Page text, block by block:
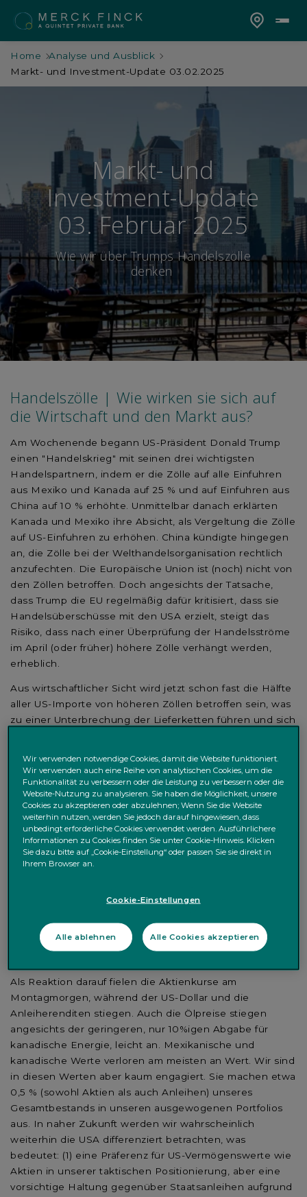
Home
Analyse und Ausblick
Markt- und Investment-Update 03.02.2025
Markt- und
Investment-Update
03. Februar 2025
Wie wir über Trumps Handelszölle
denken
Handelszölle | Wie wirken sie sich auf
die Wirtschaft und den Markt aus?
Am Wochenende begann US-Präsident Donald Trump
einen "Handelskrieg" mit seinen drei wichtigsten
Handelspartnern, indem er die Zölle auf alle Einfuhren
aus Mexiko und Kanada auf 25 % und auf Einfuhren aus
China auf 10 % erhöhte. Unmittelbar danach erklärten
Kanada und Mexiko ihre Absicht, als Vergeltung die Zölle
auf US-Einfuhren zu erhöhen. China kündigte hingegen
an, die Zölle bei der Welthandelsorganisation rechtlich
anzufechten. Die Europäische Union ist (noch) nicht von
den Zöllen betroffen. Doch angesichts der Tatsache,
dass Trump die EU regelmäßig dafür kritisiert, dass sie
Handelsüberschüsse mit den USA erzielt, steigt das
Risiko, dass nach einer Überprüfung der Handelsströme
im April (oder früher) höhere Zölle verhängt werden,
erheblich.
Aus wirtschaftlicher Sicht wird jetzt schon fast die Hälfte
aller US-Importe von höheren Zöllen betroffen sein, was
zu einer Unterbrechung der Lieferketten führen und sich
Sektoren wie die Automobilindustrie, die eng in die
nordamerikanischen Lieferketten eingebunden sind,
werden wahrscheinlich mit höheren Kosten und
möglicherweise auch Störungen der Lieferketten
konfrontiert werden. Wir glauben, dass höhere Zölle das
US-Wachstum beeinträchtigen und den US-Dollar
stärken könnten, während gleichzeitig das Risiko einer
Impulsen profitieren. Angesichts der Unsicherheiten im
Zusammenhang mit der Umsetzung dieser Zölle nehmen
Als Reaktion darauf fielen die Aktienkurse am
Montagmorgen, während der US-Dollar und die
Anleiherenditen stiegen. Auch die Ölpreise stiegen
angesichts der geringeren, nur 10%igen Abgabe für
kanadische Energie, leicht an. Mexikanische und
kanadische Werte verloren am meisten an Wert. Wir sind
in diesen Werten aber kaum engagiert. Sie machen etwa
0,5 % (sowohl Aktien als auch Anleihen) unseres
Gesamtbestands in unseren ausgewogenen Portfolios
aus. In naher Zukunft werden wir wahrscheinlich
weiterhin die USA differenziert betrachten, was
bedeutet: (1) eine Präferenz für US-Vermögenswerte wie
Aktien in unserer taktischen Positionierung, aber eine
vorsichtige Haltung gegenüber Staatsanleihen aufgrund
Wir verwenden notwendige Cookies, damit die Website funktioniert.
Wir verwenden auch eine Reihe von analytischen Cookies, um die
Funktionalität zu verbessern oder die Leistung zu verbessern oder die
Website-Nutzung zu analysieren. Sie haben die Möglichkeit, unsere
Cookies zu akzeptieren oder abzulehnen; Wenn Sie die Website
weiterhin nutzen, werden Sie jedoch darauf hingewiesen, dass
unbedingt erforderliche Cookies verwendet werden. Ausführlichere
Informationen zu Cookies finden Sie unter Cookie-Hinweis. Klicken
Sie dazu bitte auf „Cookie-Einstellung“ oder passen Sie sie direkt in
Ihrem Browser an.
Cookie-Einstellungen
Alle ablehnen Alle Cookies akzeptieren